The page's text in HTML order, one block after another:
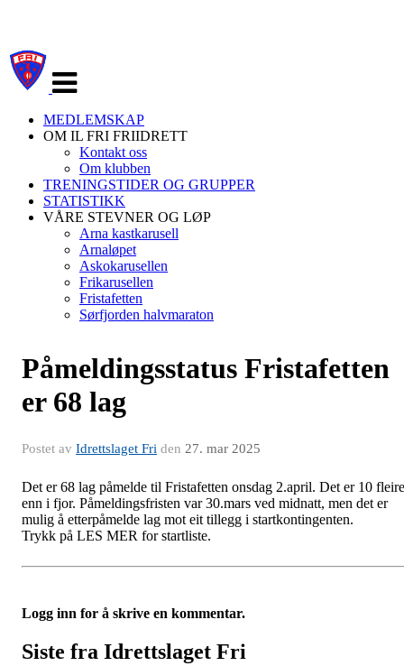
navigasjon
MEDLEMSKAP
OM IL FRI FRIIDRETT
Kontakt oss
Om klubben
TRENINGSTIDER OG GRUPPER
STATISTIKK
VÅRE STEVNER OG LØP
Arna kastkarusell
Arnaløpet
Askokarusellen
Frikarusellen
Fristafetten
Sørfjorden halvmaraton
Påmeldingsstatus Fristafetten
er 68 lag
Postet av Idrettslaget Fri den 27. mar 2025
Det er 68 lag påmelde til Fristafetten onsdag 2.april. Det er 10 fleire
enn i fjor. Påmeldingsfristen var 30.mars ved midnatt, men det er
mulig å etterpåmelde lag mot eit tillegg i startkontingenten.
Trykk på LES MER for startliste.
Logg inn for å skrive en kommentar.
Siste fra Idrettslaget Fri